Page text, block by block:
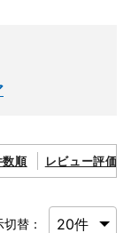
数順 レビュー評価順
替：